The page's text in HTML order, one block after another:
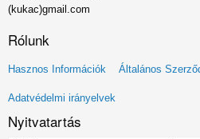
(kukac)gmail.com
Rólunk
Lábléc
menü
Hasznos Információk Általános
Adatvédelmi irányelvek
Nyitvatartás